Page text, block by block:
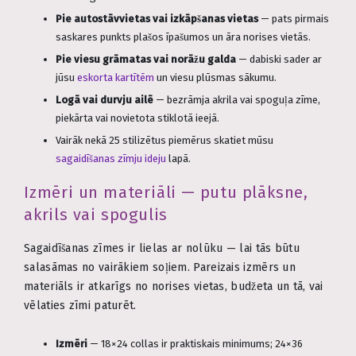
Pie autostāvvietas vai izkāpšanas vietas— pats pirmais
saskares punkts plašos īpašumos un āra norises vietās.
Pie viesu grāmatas vai norāžu galda — dabiski sader ar
jūsu eskorta kartītēm un viesu plūsmas sākumu.
Logā vai durvju ailē — bezrāmja akrila vai spoguļa zīme,
piekārta vai novietota stiklotā ieejā.
Vairāk nekā 25 stilizētus piemērus skatiet mūsu
sagaidīšanas zīmju ideju lapā.
Izmēri un materiāli — putu plāksne,
akrils vai spogulis
Sagaidīšanas zīmes ir lielas ar nolūku — lai tās būtu
salasāmas no vairākiem soļiem. Pareizais izmērs un
materiāls ir atkarīgs no norises vietas, budžeta un tā, vai
vēlaties zīmi paturēt.
Izmēri — 18×24 collas ir praktiskais minimums; 24×36